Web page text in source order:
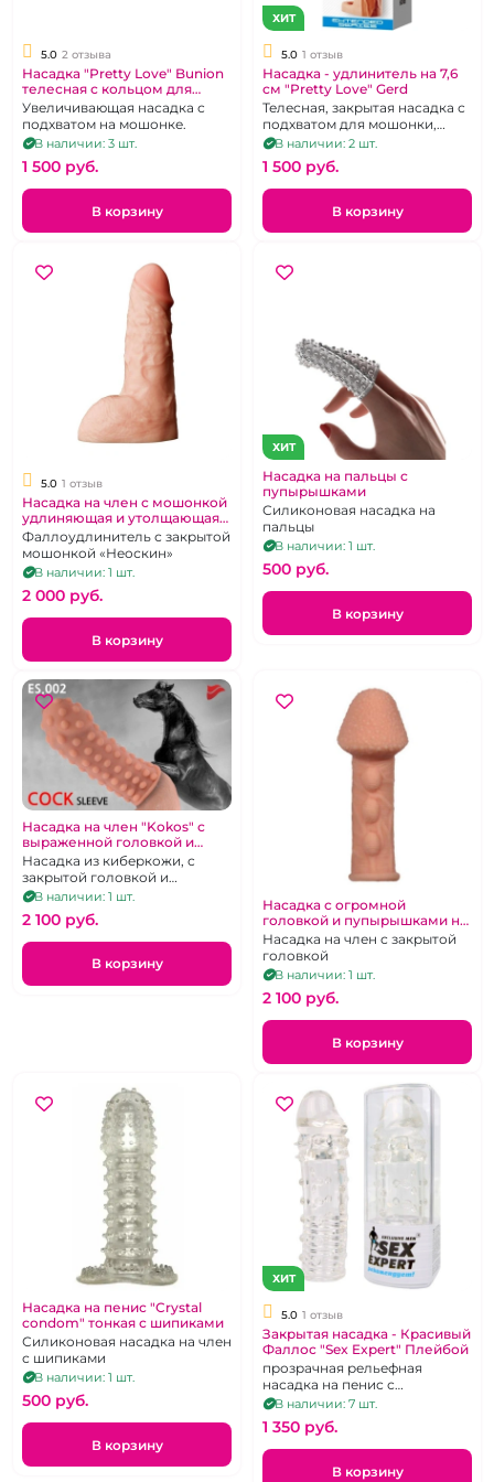
5.0 2 отзыва
Насадка "Pretty Love" Bunion
телесная с кольцом для
мошонки удлинение на 25
мм
Увеличивающая насадка с
подхватом на мошонке.
В наличии: 3 шт.
1 500 pуб.
В корзину
ХИТ
5.0 1 отзыв
Насадка - удлинитель на 7,6
см "Pretty Love" Gerd
Телесная, закрытая насадка с
подхватом для мошонки,
увеличение на 76 мм
В наличии: 2 шт.
1 500 pуб.
В корзину
5.0 1 отзыв
Насадка на член с мошонкой
удлиняющая и утолщающая
"Неоскин" 16.5 см
Фаллоудлинитель с закрытой
мошонкой «Неоскин»
В наличии: 1 шт.
2 000 pуб.
В корзину
ХИТ
Насадка на пальцы с
пупырышками
Силиконовая насадка на
пальцы
В наличии: 1 шт.
500 pуб.
В корзину
Насадка на член "Kokos" с
выраженной головкой и
пупырышками
Насадка из киберкожи, с
закрытой головкой и
пупырышками
В наличии: 1 шт.
2 100 pуб.
В корзину
Насадка с огромной
головкой и пупырышками на
стволе "Kokos"
Насадка на член с закрытой
головкой
В наличии: 1 шт.
2 100 pуб.
В корзину
Насадка на пенис "Crystal
condom" тонкая с шипиками
Силиконовая насадка на член
с шипиками
В наличии: 1 шт.
500 pуб.
В корзину
ХИТ
5.0 1 отзыв
Закрытая насадка - Красивый
Фаллос "Sex Expert" Плейбой
прозрачная рельефная
насадка на пенис с
увеличением
В наличии: 7 шт.
1 350 pуб.
В корзину